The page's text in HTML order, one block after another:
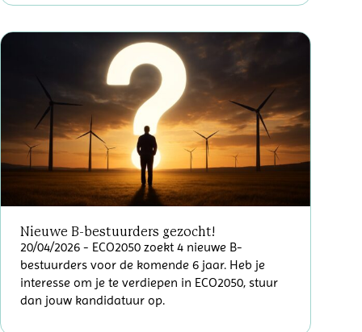
Nieuwe B-bestuurders gezocht!
20/04/2026 - ECO2050 zoekt 4 nieuwe B-
bestuurders voor de komende 6 jaar. Heb je
interesse om je te verdiepen in ECO2050, stuur
dan jouw kandidatuur op.